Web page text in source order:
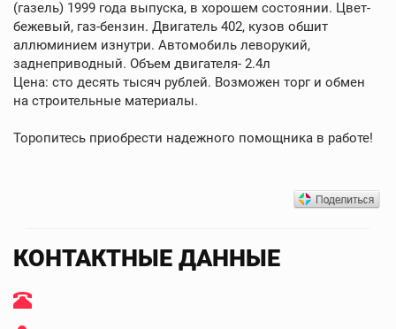
(газель) 1999 года выпуска, в хорошем состоянии. Цвет-
бежевый, газ-бензин. Двигатель 402, кузов обшит
аллюминием изнутри. Автомобиль леворукий,
заднеприводный. Объем двигателя- 2.4л
Цена: сто десять тысяч рублей. Возможен торг и обмен
на строительные материалы.
Торопитесь приобрести надежного помощника в работе!
КОНТАКТНЫЕ ДАННЫЕ